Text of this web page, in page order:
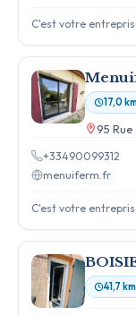
C'est votre
17,0
95
+33490099312
menuiferm.fr
C'est votre
41,7